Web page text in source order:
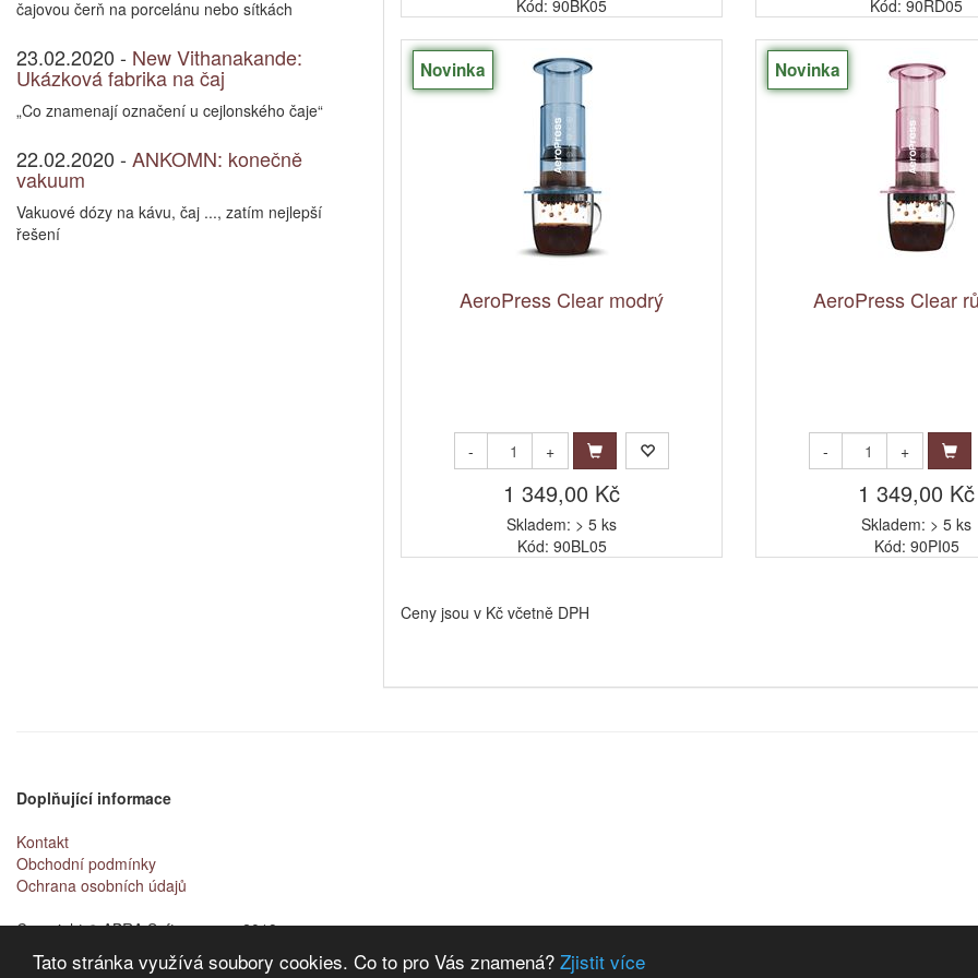
Tato stránka využívá soubory cookies. Co to pro Vás znamená? Zjistit více
čajovou čerň na porcelánu nebo sítkách
23.02.2020 - New Vithanakande:
Ukázková fabrika na čaj
„Co znamenají označení u cejlonského čaje“
22.02.2020 - ANKOMN: konečně
vakuum
Vakuové dózy na kávu, čaj ..., zatím nejlepší
řešení
Kód: 90BK05 Kód: 90RD05
Novinka
AeroPress Clear modrý
- +
1 349,00 Kč
Skladem: > 5 ks
Kód: 90BL05
Novinka
AeroPress Clear
- +
1 349,00 Kč
Skladem: > 5 ks
Kód: 90PI05
Ceny jsou v Kč včetně DPH
Doplňující informace
Kontakt
Obchodní podmínky
Ochrana osobních údajů
Copyright © ABRA Software a.s. 2019